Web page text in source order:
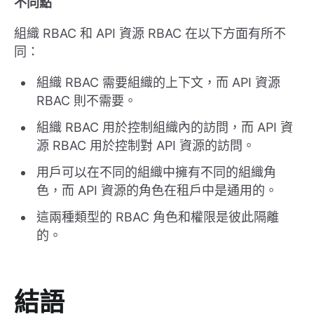
組織 RBAC 和 API 資源 RBAC 在以下方面有所不
同：
組織 RBAC 需要組織的上下文，而 API 資源
RBAC 則不需要。
組織 RBAC 用於控制組織內的訪問，而 API 資
源 RBAC 用於控制對 API 資源的訪問。
用戶可以在不同的組織中擁有不同的組織角
色，而 API 資源的角色在租戶中是通用的。
這兩種類型的 RBAC 角色和權限是彼此隔離
的。
結語